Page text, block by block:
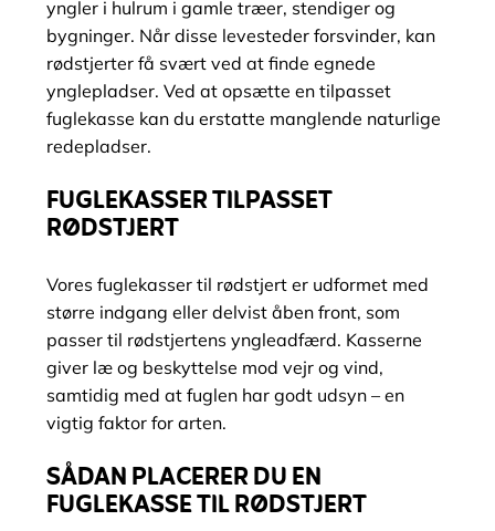
yngler i hulrum i gamle træer, stendiger og
bygninger. Når disse levesteder forsvinder, kan
rødstjerter få svært ved at finde egnede
ynglepladser. Ved at opsætte en tilpasset
fuglekasse kan du erstatte manglende naturlige
redepladser.
FUGLEKASSER TILPASSET
RØDSTJERT
Vores fuglekasser til rødstjert er udformet med
større indgang eller delvist åben front, som
passer til rødstjertens yngleadfærd. Kasserne
giver læ og beskyttelse mod vejr og vind,
samtidig med at fuglen har godt udsyn – en
vigtig faktor for arten.
SÅDAN PLACERER DU EN
FUGLEKASSE TIL RØDSTJERT